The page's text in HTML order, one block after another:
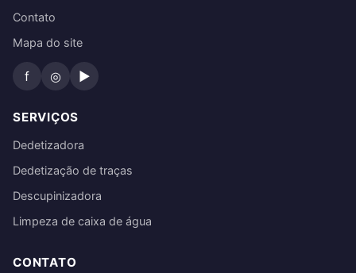
Contato
Mapa do site
f ◎ ▶
SERVIÇOS
Dedetizadora
Dedetização de traças
Descupinizadora
Limpeza de caixa de água
CONTATO